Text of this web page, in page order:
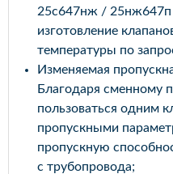
25с647нж /
изготовление
температуры по
Изменяемая
Благодаря сменному
пользоваться одним
пропускными
пропускную
с трубопровода;